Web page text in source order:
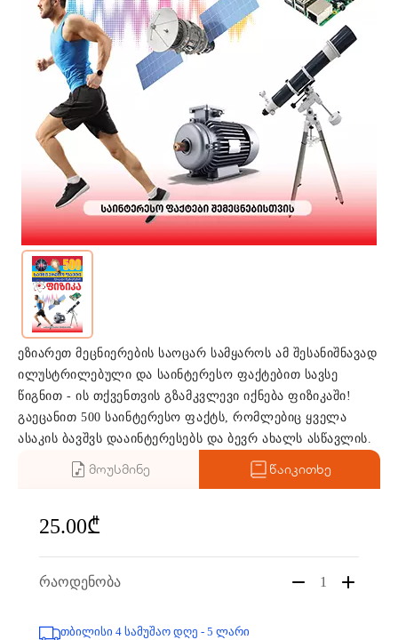
ეზიარეთ მეცნიერების საოცარ სამყაროს ამ შესანიშნავად
ილუსტრილებული და საინტერესო ფაქტებით სავსე
წიგნით - ის თქვენთვის გზამკვლევი იქნება ფიზიკაში!
გაეცანით 500 საინტერესო ფაქტს, რომლებიც ყველა
ასაკის ბავშვს დააინტერესებს და ბევრ ახალს ასწავლის.
მოუსმინე წაიკითხე
25.00₾
რაოდენობა 1
თბილისი 4 სამუშაო დღე - 5 ლარი